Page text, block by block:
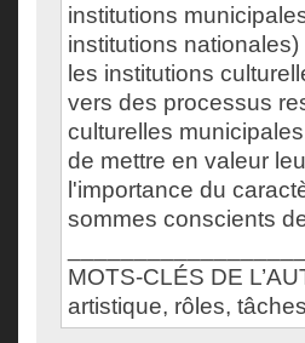
institutions
institutions
les institutions
vers des processus
culturelles
de mettre en valeur
l'importance du
sommes conscients
MOTS-CLÉS DE
artistique, rôles,